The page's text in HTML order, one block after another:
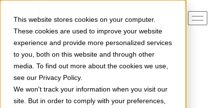
This website stores cookies on your computer.
These cookies are used to improve your website
experience and provide more personalized services
to you, both on this website and through other
media. To find out more about the cookies we use,
see our Privacy Policy.
We won't track your information when you visit our
site. But in order to comply with your preferences,
Home Usato